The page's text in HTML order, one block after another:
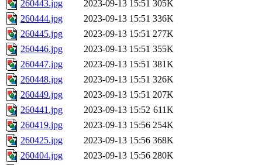
260443.jpg
2023-09-13 15:51 305K
260444.jpg
2023-09-13 15:51 336K
260445.jpg
2023-09-13 15:51 277K
260446.jpg
2023-09-13 15:51 355K
260447.jpg
2023-09-13 15:51 381K
260448.jpg
2023-09-13 15:51 326K
260449.jpg
2023-09-13 15:51 207K
260441.jpg
2023-09-13 15:52 611K
260419.jpg
2023-09-13 15:56 254K
260425.jpg
2023-09-13 15:56 368K
260404.jpg
2023-09-13 15:56 280K